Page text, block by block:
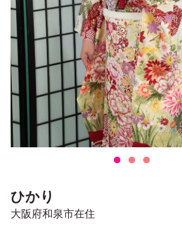
ひかり
大阪府和泉市在住